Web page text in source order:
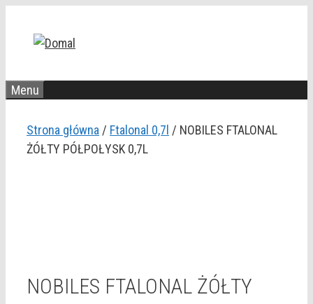
Menu
Strona główna / Ftalonal 0,7l / NOBILES FTALONAL
ŻÓŁTY PÓŁPOŁYSK 0,7L
NOBILES FTALONAL ŻÓŁTY